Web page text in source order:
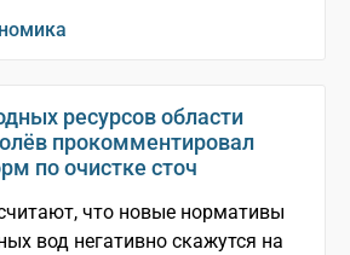
ресурсов области
прокомментировал
по очистке сточ
что новые нормативы
вод негативно скажутся на